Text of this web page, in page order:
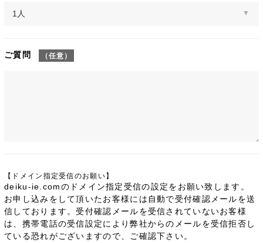
ご質問 （任意）
【ドメイン指定受信のお願い】
deiku-ie.comのドメイン指定受信の設定をお願い致します。
お申し込みをして頂いたお客様には自動で受付確認メールを送
信しております。受付確認メールを受信されていないお客様
は、携帯電話の受信設定により弊社からのメールを受信拒否し
ている恐れがございますので、ご確認下さい。